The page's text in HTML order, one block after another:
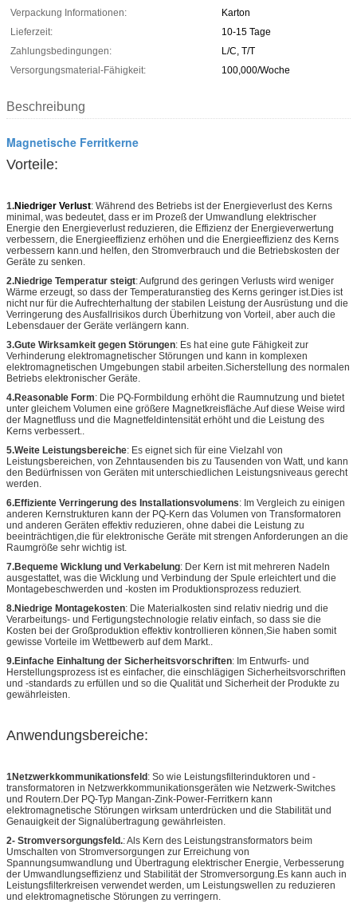
Verpackung Informationen:
Karton
Lieferzeit:
10-15 Tage
Zahlungsbedingungen:
L/C, T/T
Versorgungsmaterial-Fähigkeit:
100,000/Woche
Beschreibung
Magnetische Ferritkerne
Vorteile:
1.Niedriger Verlust: Während des Betriebs ist der Energieverlust des Kerns
minimal, was bedeutet, dass er im Prozeß der Umwandlung elektrischer
Energie den Energieverlust reduzieren, die Effizienz der Energieverwertung
verbessern, die Energieeffizienz erhöhen und die Energieeffizienz des Kerns
verbessern kann.und helfen, den Stromverbrauch und die Betriebskosten der
Geräte zu senken.
2.Niedrige Temperatur steigt: Aufgrund des geringen Verlusts wird weniger
Wärme erzeugt, so dass der Temperaturanstieg des Kerns geringer ist.Dies ist
nicht nur für die Aufrechterhaltung der stabilen Leistung der Ausrüstung und die
Verringerung des Ausfallrisikos durch Überhitzung von Vorteil, aber auch die
Lebensdauer der Geräte verlängern kann.
3.Gute Wirksamkeit gegen Störungen: Es hat eine gute Fähigkeit zur
Verhinderung elektromagnetischer Störungen und kann in komplexen
elektromagnetischen Umgebungen stabil arbeiten.Sicherstellung des normalen
Betriebs elektronischer Geräte.
4.Reasonable Form: Die PQ-Formbildung erhöht die Raumnutzung und bietet
unter gleichem Volumen eine größere Magnetkreisfläche.Auf diese Weise wird
der Magnetfluss und die Magnetfeldintensität erhöht und die Leistung des
Kerns verbessert..
5.Weite Leistungsbereiche: Es eignet sich für eine Vielzahl von
Leistungsbereichen, von Zehntausenden bis zu Tausenden von Watt, und kann
den Bedürfnissen von Geräten mit unterschiedlichen Leistungsniveaus gerecht
werden.
6.Effiziente Verringerung des Installationsvolumens: Im Vergleich zu einigen
anderen Kernstrukturen kann der PQ-Kern das Volumen von Transformatoren
und anderen Geräten effektiv reduzieren, ohne dabei die Leistung zu
beeinträchtigen,die für elektronische Geräte mit strengen Anforderungen an die
Raumgröße sehr wichtig ist.
7.Bequeme Wicklung und Verkabelung: Der Kern ist mit mehreren Nadeln
ausgestattet, was die Wicklung und Verbindung der Spule erleichtert und die
Montagebeschwerden und -kosten im Produktionsprozess reduziert.
8.Niedrige Montagekosten: Die Materialkosten sind relativ niedrig und die
Verarbeitungs- und Fertigungstechnologie relativ einfach, so dass sie die
Kosten bei der Großproduktion effektiv kontrollieren können,Sie haben somit
gewisse Vorteile im Wettbewerb auf dem Markt..
9.Einfache Einhaltung der Sicherheitsvorschriften: Im Entwurfs- und
Herstellungsprozess ist es einfacher, die einschlägigen Sicherheitsvorschriften
und -standards zu erfüllen und so die Qualität und Sicherheit der Produkte zu
gewährleisten.
Anwendungsbereiche:
1Netzwerkkommunikationsfeld: So wie Leistungsfilterinduktoren und -
transformatoren in Netzwerkkommunikationsgeräten wie Netzwerk-Switches
und Routern.Der PQ-Typ Mangan-Zink-Power-Ferritkern kann
elektromagnetische Störungen wirksam unterdrücken und die Stabilität und
Genauigkeit der Signalübertragung gewährleisten.
2- Stromversorgungsfeld.: Als Kern des Leistungstransformators beim
Umschalten von Stromversorgungen zur Erreichung von
Spannungsumwandlung und Übertragung elektrischer Energie, Verbesserung
der Umwandlungseffizienz und Stabilität der Stromversorgung.Es kann auch in
Leistungsfilterkreisen verwendet werden, um Leistungswellen zu reduzieren
und elektromagnetische Störungen zu verringern.